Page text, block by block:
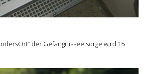
der Gefängnisseelsorge wird 15